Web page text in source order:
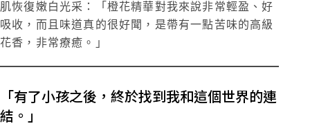
肌恢復嫩白光采：「橙花精華對我來說非常輕盈、好
吸收，而且味道真的很好聞，是帶有一點苦味的高級
花香，非常療癒。」
「有了小孩之後，終於找到我和這個世界的連
結。」